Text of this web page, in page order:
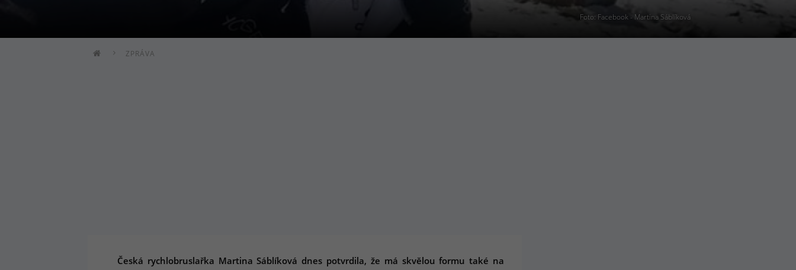
Foto: Facebook - Martina Sáblíková
ZPRÁVA
Česká rychlobruslařka Martina Sáblíková dnes potvrdila, že má skvělou formu také na